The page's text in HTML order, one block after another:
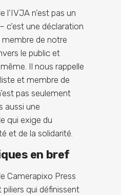
l’IVJA n’est pas un
c’est une déclaration
de notre
le public et
Il nous rappelle
et membre de
pas seulement
aussi une
qui exige du
et de la solidarité.
en bref
Camerapixo Press
qui définissent